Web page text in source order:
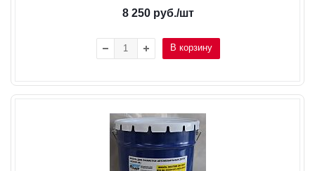
8 250руб./шт
В корзину